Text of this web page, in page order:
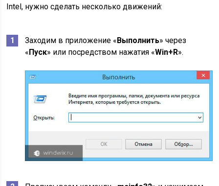
Intel, нужно сделать несколько движений:
Заходим в приложение «Выполнить» через
«Пуск» или посредством нажатия «Win+R».